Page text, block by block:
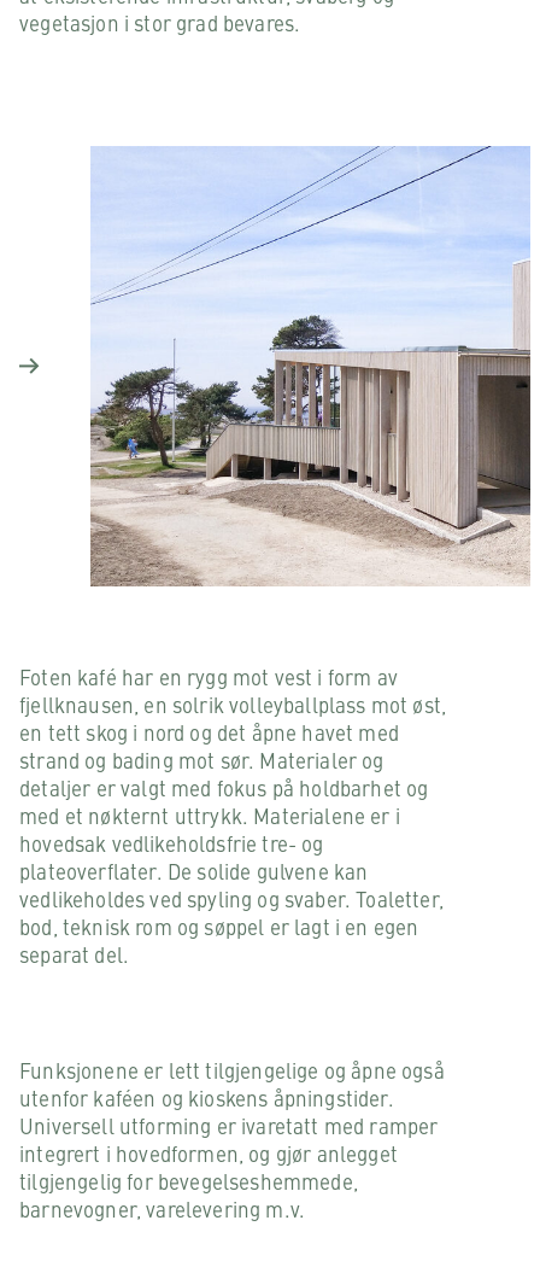
vegetasjon i stor grad bevares.
Foten kafé har en rygg mot vest i form av
fjellknausen, en solrik volleyballplass mot øst,
en tett skog i nord og det åpne havet med
strand og bading mot sør. Materialer og
detaljer er valgt med fokus på holdbarhet og
med et nøkternt uttrykk. Materialene er i
hovedsak vedlikeholdsfrie tre- og
plateoverflater. De solide gulvene kan
vedlikeholdes ved spyling og svaber. Toaletter,
bod, teknisk rom og søppel er lagt i en egen
separat del.
Funksjonene er lett tilgjengelige og åpne også
utenfor kaféen og kioskens åpningstider.
Universell utforming er ivaretatt med ramper
integrert i hovedformen, og gjør anlegget
tilgjengelig for bevegelseshemmede,
barnevogner, varelevering m.v.